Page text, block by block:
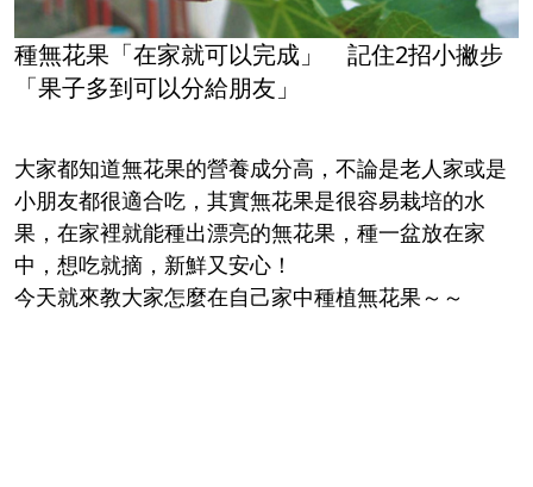
種無花果「在家就可以完成」 記住2招小撇步
「果子多到可以分給朋友」
大家都知道無花果的營養成分高，不論是老人家或是
小朋友都很適合吃，其實無花果是很容易栽培的水
果，在家裡就能種出漂亮的無花果，種一盆放在家
中，想吃就摘，新鮮又安心！
今天就來教大家怎麼在自己家中種植無花果～～